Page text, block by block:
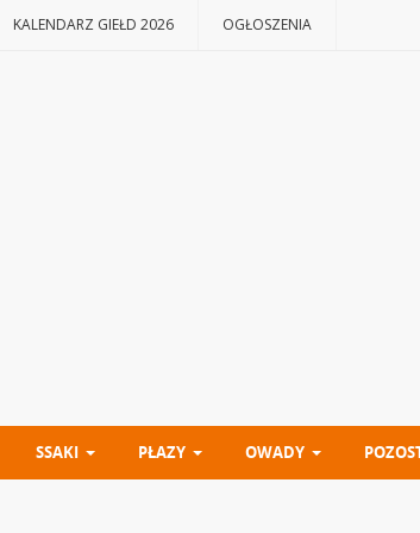
KALENDARZ GIEŁD 2026 OGŁOSZENIA
SSAKI PŁAZY OWADY